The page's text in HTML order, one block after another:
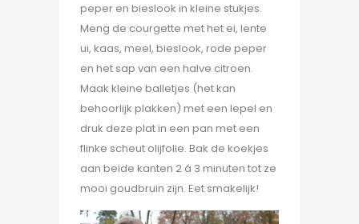
peper en bieslook in kleine stukjes.
Meng de courgette met het ei, lente
ui, kaas, meel, bieslook, rode peper
en het sap van een halve citroen.
Maak kleine balletjes (het kan
behoorlijk plakken) met een lepel en
druk deze plat in een pan met een
flinke scheut olijfolie. Bak de koekjes
aan beide kanten 2 á 3 minuten tot ze
mooi goudbruin zijn. Eet smakelijk!